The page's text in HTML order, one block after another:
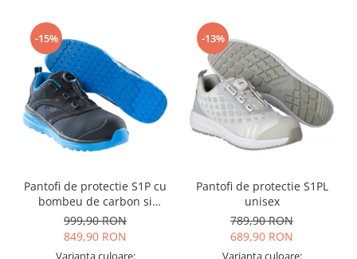
Veste
Reflectorizante
Incaltaminte
Incaltaminte de lucru si protectie
Incaltaminte de oras si munte
Echipamente medicale
Accesorii pentru protectia capului
Ochelari de protectie si viziere
-15%
Pantofi de protectie S1P cu
bombeu de carbon si
inchidere BOAÂ® Fit
999,90 RON
849,90 RON
Varianta culoare:
-13%
Pantofi de protectie S1PL
unisex
789,90 RON
689,90 RON
Varianta culoare: